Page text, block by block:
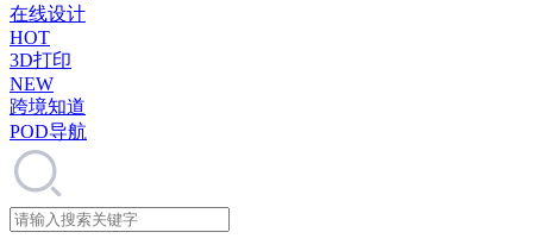
在线设计
HOT
3D打印
NEW
跨境知道
POD导航